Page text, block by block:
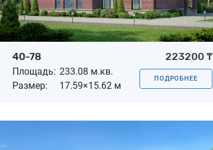
40-78 223200 ₸
Площадь: 233.08 м.кв.
Размер:
17.59×15.62 м
ПОДРОБНЕЕ